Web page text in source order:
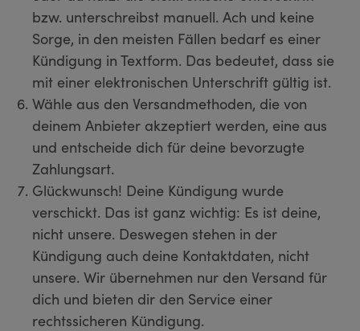
bzw. unterschreibst manuell. Ach und keine
Sorge, in den meisten Fällen bedarf es einer
Kündigung in Textform. Das bedeutet, dass sie
mit einer elektronischen Unterschrift gültig ist.
Wähle aus den Versandmethoden, die von
deinem Anbieter akzeptiert werden, eine aus
und entscheide dich für deine bevorzugte
Zahlungsart.
Glückwunsch! Deine Kündigung wurde
verschickt. Das ist ganz wichtig: Es ist deine,
nicht unsere. Deswegen stehen in der
Kündigung auch deine Kontaktdaten, nicht
unsere. Wir übernehmen nur den Versand für
dich und bieten dir den Service einer
rechtssicheren Kündigung.